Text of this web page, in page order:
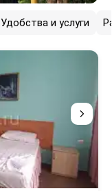
Удобства и услуги